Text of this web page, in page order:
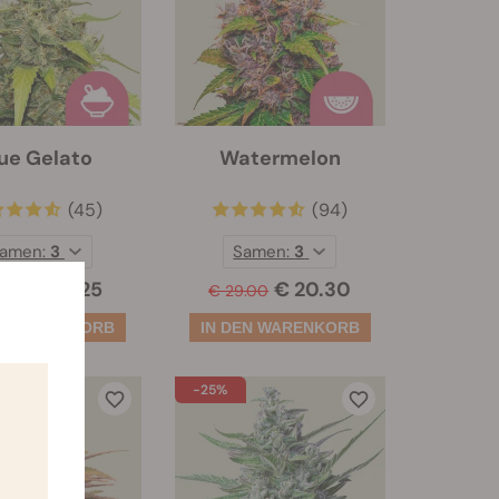
Gelato
(45)
€ 15.25
3
Watermelon
(94)
€ 29.00 € 20.30
Samen: 3
-25%